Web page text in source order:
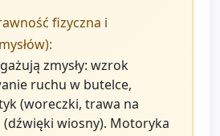
fizyczna i
zmysły: wzrok
ruchu w butelce,
(woreczki, trawa na
(dźwięki wiosny). Motoryka